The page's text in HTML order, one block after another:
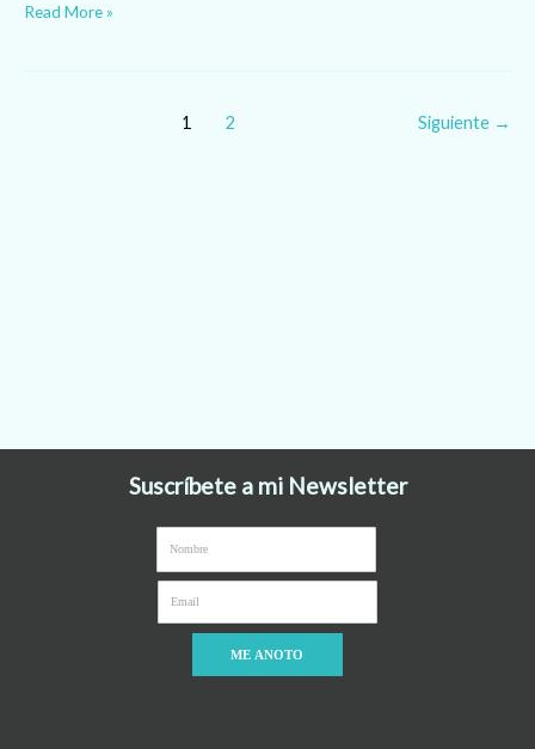
Read More »
1 2 Siguiente →
Suscríbete a mi Newsletter
ME ANOTO